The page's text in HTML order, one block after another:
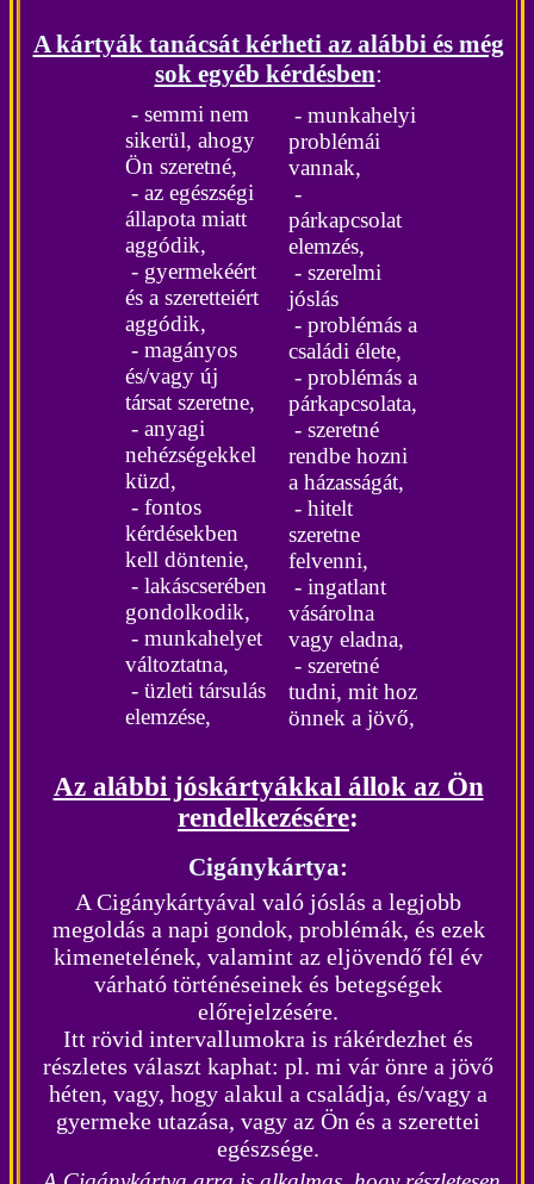
A kártyák tanácsát kérheti az alábbi és még
sok egyéb kérdésben:
- semmi nem
sikerül, ahogy
Ön szeretné,
- az egészségi
állapota miatt
aggódik,
- gyermekéért
és a szeretteiért
aggódik,
- magányos
és/vagy új
társat szeretne,
- anyagi
nehézségekkel
küzd,
- fontos
kérdésekben
kell döntenie,
- lakáscserében
gondolkodik,
- munkahelyet
változtatna,
- üzleti társulás
elemzése,
- munkahelyi
problémái
vannak,
-
párkapcsolat
elemzés,
- szerelmi
jóslás
- problémás a
családi élete,
- problémás a
párkapcsolata,
- szeretné
rendbe hozni
a házasságát,
- hitelt
szeretne
felvenni,
- ingatlant
vásárolna
vagy eladna,
- szeretné
tudni, mit hoz
önnek a jövő,
Az alábbi jóskártyákkal állok az Ön
rendelkezésére:
Cigánykártya:
A Cigánykártyával való jóslás a legjobb
megoldás a napi gondok, problémák, és ezek
kimenetelének, valamint az eljövendő fél év
várható történéseinek és betegségek
előrejelzésére.
Itt rövid intervallumokra is rákérdezhet és
részletes választ kaphat: pl. mi vár önre a jövő
héten, vagy, hogy alakul a családja, és/vagy a
gyermeke utazása, vagy az Ön és a szerettei
egészsége.